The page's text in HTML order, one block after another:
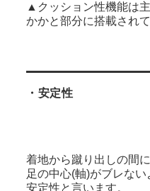
▲クッション性機能は
かかと部分に搭載されて
・安定性
着地から蹴り出しの間
足の中心(軸)がブレな
安定性と言います。